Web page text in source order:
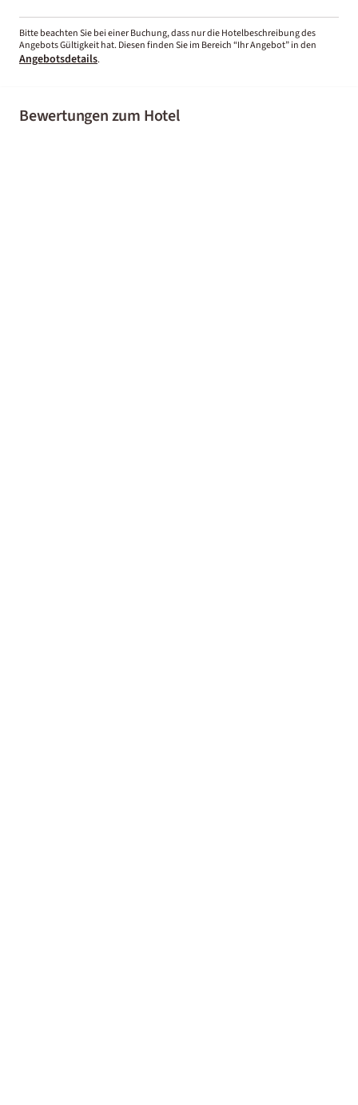
Bitte beachten Sie bei einer Buchung, dass nur die Hotelbeschreibung des
Angebots Gültigkeit hat. Diesen finden Sie im Bereich “Ihr Angebot” in den
Angebotsdetails.
Bewertungen zum Hotel